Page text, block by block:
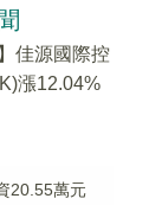
佳源國際控
漲12.04%
20.55萬元